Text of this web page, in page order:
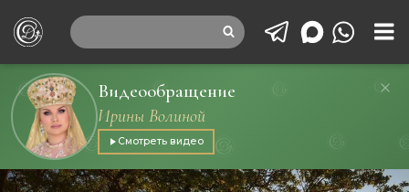
Видеообращение
Ирины Волиной
Смотреть видео